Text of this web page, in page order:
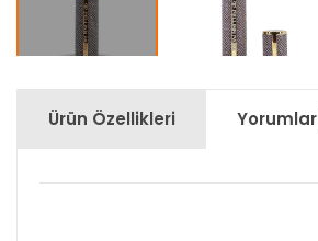
Ürün Özellikleri Yorumlar